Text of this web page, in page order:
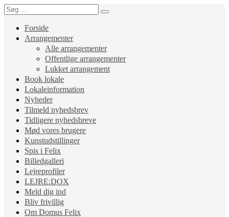
Forside
Arrangementer
Alle arrangementer
Offentlige arrangementer
Lukket arrangement
Book lokale
Lokaleinformation
Nyheder
Tilmeld nyhedsbrev
Tidligere nyhedsbreve
Mød vores brugere
Kunstudstillinger
Spis i Felix
Billedgalleri
Lejreprofiler
LEJRE:DOX
Meld dig ind
Bliv frivillig
Om Domus Felix